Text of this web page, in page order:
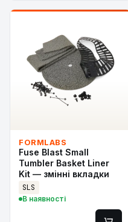
FORMLABS
Fuse Blast Small
Tumbler Basket Liner
Kit — змінні вкладки
SLS
В наявності